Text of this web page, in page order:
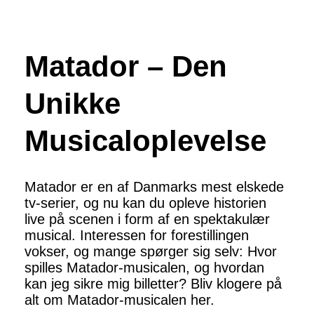
Matador – Den
Unikke
Musicaloplevelse
Matador er en af Danmarks mest elskede
tv-serier, og nu kan du opleve historien
live på scenen i form af en spektakulær
musical. Interessen for forestillingen
vokser, og mange spørger sig selv: Hvor
spilles Matador-musicalen, og hvordan
kan jeg sikre mig billetter? Bliv klogere på
alt om Matador-musicalen her.